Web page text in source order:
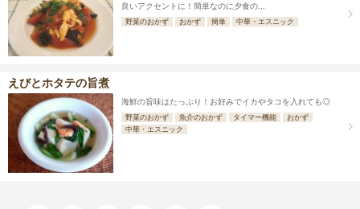
良いアクセントに！簡単なのに夕食の...
野菜のおかず おかず 簡単 中華・エスニック
えびとホタテの旨煮
海鮮の旨味はたっぷり！お好みでイカやタコを入れても◎
野菜のおかず 魚介のおかず タイマー機能
おかず
中華・エスニック